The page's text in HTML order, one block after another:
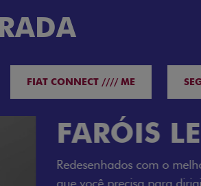
FIAT CONNECT //// ME
O
LUGARES